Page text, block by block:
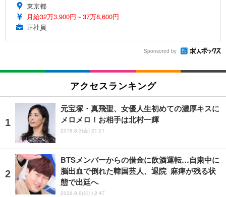
東京都
月給32万3,900円～37万8,600円
正社員
Sponsored by
アクセスランキング
元宝塚・真飛聖、女優人生初めての濃厚キスに
メロメロ！お相手は北村一輝
2018.8.3(金) 21:21
BTSメンバーからの借金に飲酒運転…自粛中に
脳出血で倒れた韓国芸人、退院 麻痺が残る状
態で出廷へ
2026.8.9(日) 12:47